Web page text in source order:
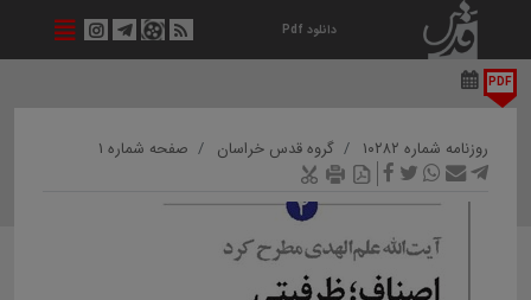
دانلود Pdf
PDF
روزنامه شماره ۱۰۲۸۲ گروه قدس خراسان صفحه شماره ۱